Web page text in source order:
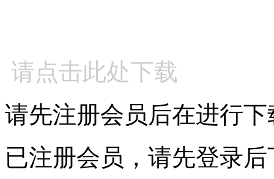
请点击此处下载
请先注册会员后在进行下
已注册会员，请先登录后